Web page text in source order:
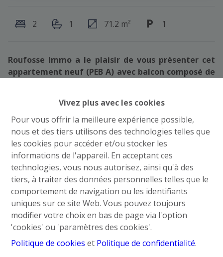
Vivez plus avec les cookies
Pour vous offrir la meilleure expérience possible,
nous et des tiers utilisons des technologies telles que
les cookies pour accéder et/ou stocker les
informations de l'appareil. En acceptant ces
technologies, vous nous autorisez, ainsi qu'à des
tiers, à traiter des données personnelles telles que le
comportement de navigation ou les identifiants
uniques sur ce site Web. Vous pouvez toujours
modifier votre choix en bas de page via l'option
'cookies' ou 'paramètres des cookies'.
Politique de cookies et Politique de confidentialité.
2 1 71.2 m² 1
Roufosse Immo a le plaisir de vous présenter cet
appartement neuf (PEB A) avec balcon composé de
!!! Résidence avec ascenseur !!!
Situé dans un endroit stratégique de la commune
Flémalle (près du centre), cet appartement bénéficie
d'un emplacement idéal, à proximité immédiate de
toutes les commodités (commerces, écoles, transports
en commun).
L'appartement offre un séjour lumineux, une cuisine
américaine fonctionnelle et 2 chambres.
Profitez d'un confort optimal avec une place de parking
privative à l'arrière de l'immeuble.
Le bien se compose comme suit :